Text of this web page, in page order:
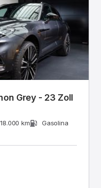
Grey - 23 Zoll
18.000 km
Gasolina